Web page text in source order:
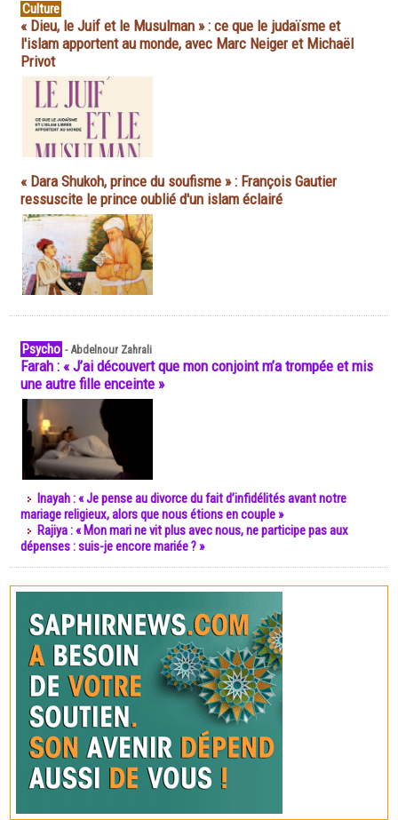
Culture
« Dieu, le Juif et le Musulman » : ce que le judaïsme et
l'islam apportent au monde, avec Marc Neiger et Michaël
Privot
« Dara Shukoh, prince du soufisme » : François Gautier
ressuscite le prince oublié d'un islam éclairé
Psycho -Abdelnour Zahrali
Farah : « J’ai découvert que mon conjoint m’a trompée et mis
une autre fille enceinte »
Inayah : « Je pense au divorce du fait d’infidélités avant notre
mariage religieux, alors que nous étions en couple »
Rajiya : « Mon mari ne vit plus avec nous, ne participe pas aux
dépenses : suis-je encore mariée ? »